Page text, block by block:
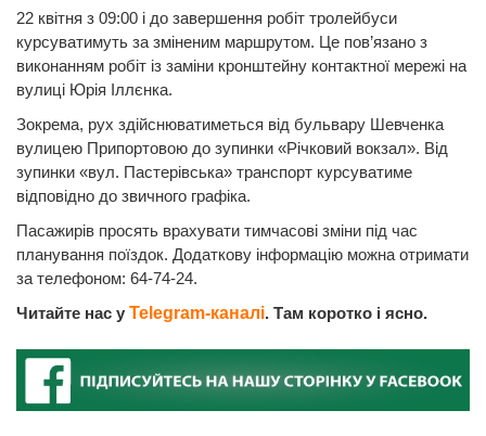
22 квітня з 09:00 і до завершення робіт тролейбуси
курсуватимуть за зміненим маршрутом. Це пов’язано з
виконанням робіт із заміни кронштейну контактної мережі на
вулиці Юрія Іллєнка.
Зокрема, рух здійснюватиметься від бульвару Шевченка
вулицею Припортовою до зупинки «Річковий вокзал». Від
зупинки «вул. Пастерівська» транспорт курсуватиме
відповідно до звичного графіка.
Пасажирів просять врахувати тимчасові зміни під час
планування поїздок. Додаткову інформацію можна отримати
за телефоном: 64-74-24.
Читайте нас у Telegram-каналі. Там коротко і ясно.